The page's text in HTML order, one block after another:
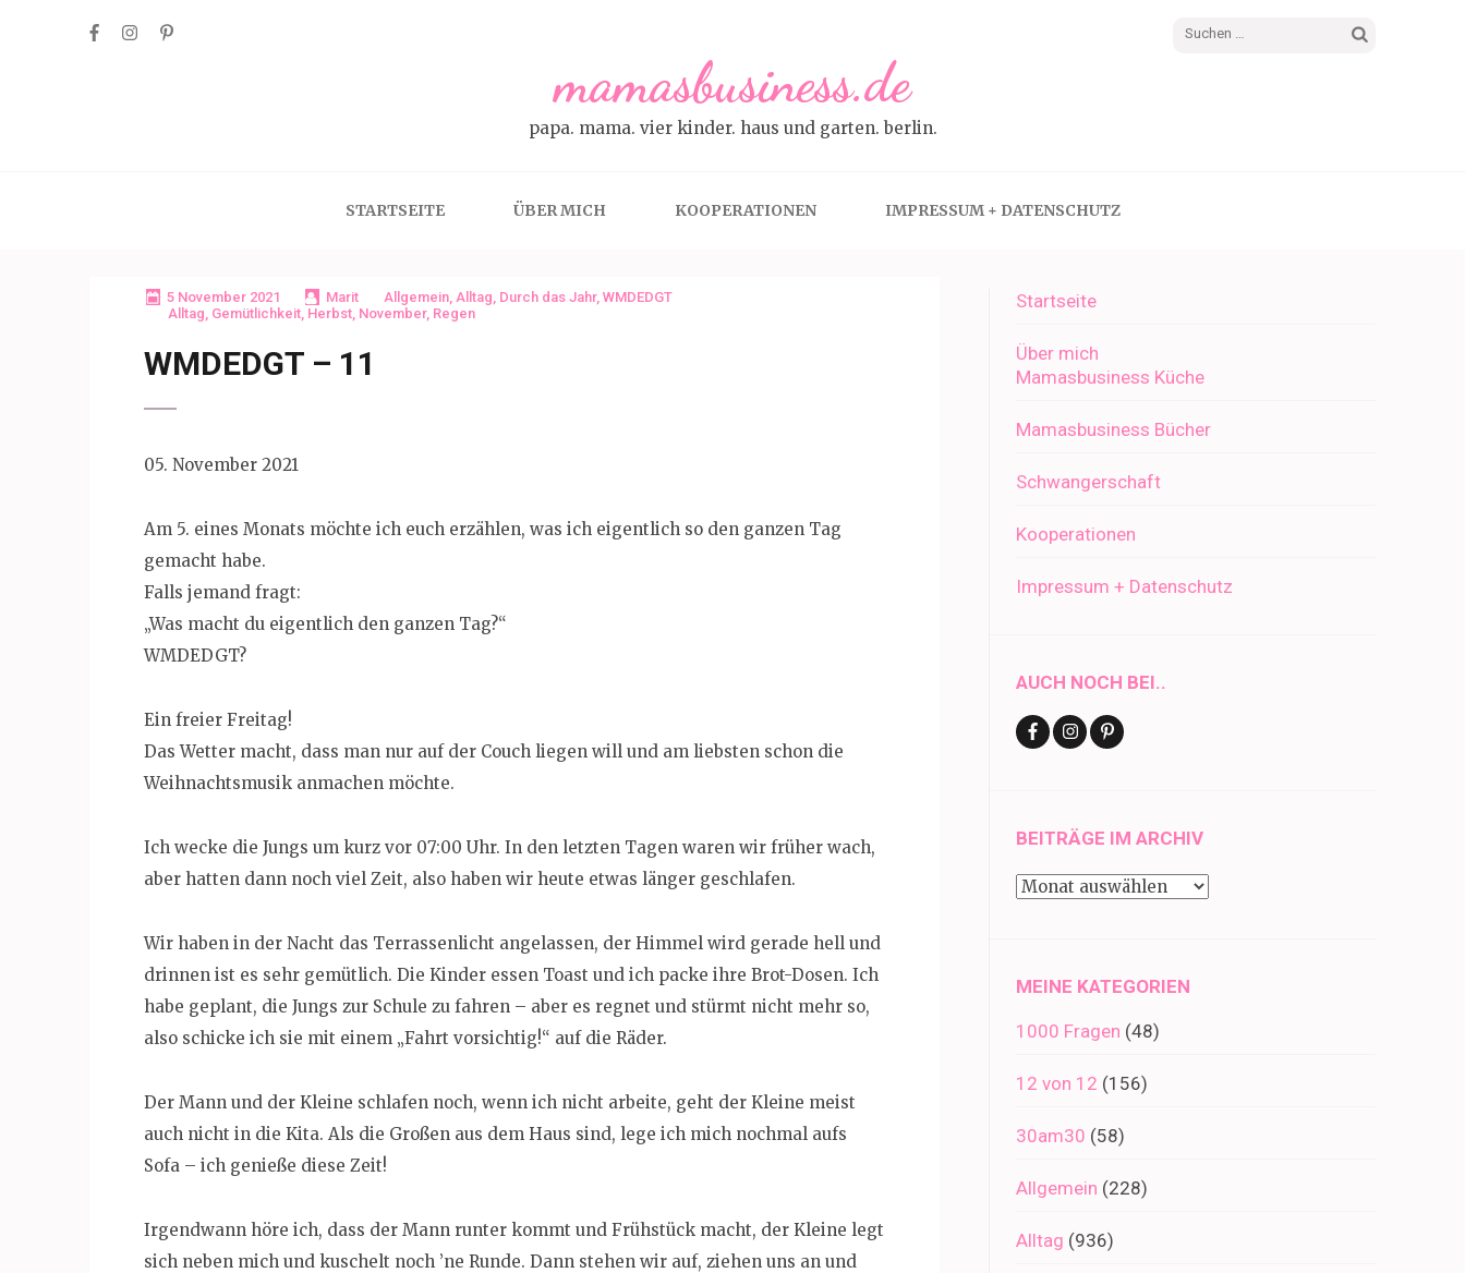
Suchen
mamasbusiness.de
papa. mama. vier kinder. haus und garten. berlin.
STARTSEITE ÜBER MICH KOOPERATIONEN IMPRESSUM + DATENSCHUTZ
5 November 2021 Marit Allgemein, Alltag, Durch das Jahr, WMDEDGT
Alltag, Gemütlichkeit, Herbst, November, Regen
WMDEDGT – 11
05. November 2021
Am 5. eines Monats möchte ich euch erzählen, was ich eigentlich so den ganzen Tag
gemacht habe.
Falls jemand fragt:
„Was macht du eigentlich den ganzen Tag?“
WMDEDGT?
Ein freier Freitag!
Das Wetter macht, dass man nur auf der Couch liegen will und am liebsten schon die
Weihnachtsmusik anmachen möchte.
Ich wecke die Jungs um kurz vor 07:00 Uhr. In den letzten Tagen waren wir früher wach,
aber hatten dann noch viel Zeit, also haben wir heute etwas länger geschlafen.
Wir haben in der Nacht das Terrassenlicht angelassen, der Himmel wird gerade hell und
drinnen ist es sehr gemütlich. Die Kinder essen Toast und ich packe ihre Brot-Dosen. Ich
habe geplant, die Jungs zur Schule zu fahren – aber es regnet und stürmt nicht mehr so,
also schicke ich sie mit einem „Fahrt vorsichtig!“ auf die Räder.
Der Mann und der Kleine schlafen noch, wenn ich nicht arbeite, geht der Kleine meist
auch nicht in die Kita. Als die Großen aus dem Haus sind, lege ich mich nochmal aufs
Sofa – ich genieße diese Zeit!
Irgendwann höre ich, dass der Mann runter kommt und Frühstück macht, der Kleine legt
sich neben mich und kuschelt noch ’ne Runde. Dann stehen wir auf, ziehen uns an und
Startseite
Über mich
Mamasbusiness Küche
Mamasbusiness Bücher
Schwangerschaft
Kooperationen
Impressum + Datenschutz
AUCH NOCH BEI..
BEITRÄGE IM ARCHIV
Beiträge
MEINE KATEGORIEN
1000 Fragen (48)
12 von 12 (156)
30am30 (58)
Allgemein (228)
Alltag (936)